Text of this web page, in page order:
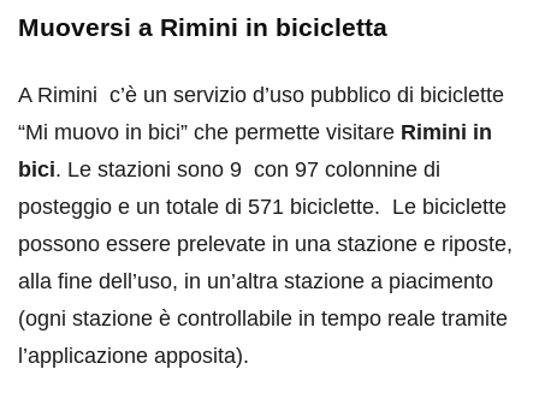
Muoversi a Rimini in bicicletta
A Rimini c’è un servizio d’uso pubblico di biciclette
“Mi muovo in bici” che permette visitare Rimini in
bici. Le stazioni sono 9 con 97 colonnine di
posteggio e un totale di 571 biciclette. Le biciclette
possono essere prelevate in una stazione e riposte,
alla fine dell’uso, in un’altra stazione a piacimento
(ogni stazione è controllabile in tempo reale tramite
l’applicazione apposita).